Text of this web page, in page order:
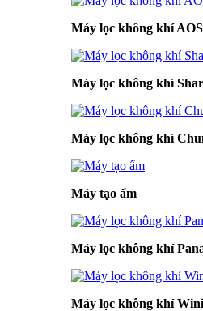
Máy lọc không khí
Máy lọc không khí
Máy lọc không khí
Máy tạo ẩm
Máy lọc không khí
Máy lọc không khí